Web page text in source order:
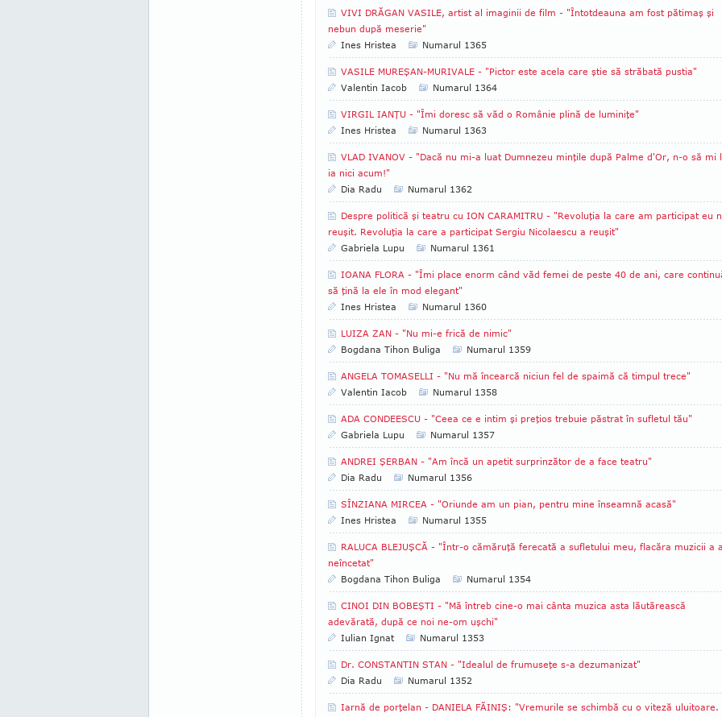
VIVI DRĂGAN VASILE, artist al imaginii de film - "Întotdeauna am fost pătimaş şi
nebun după meserie"
Ines Hristea
Numarul 1365
VASILE MUREŞAN-MURIVALE - "Pictor este acela care ştie să străbată pustia"
Valentin Iacob
Numarul 1364
VIRGIL IANŢU - "Îmi doresc să văd o Românie plină de luminiţe"
Ines Hristea
Numarul 1363
VLAD IVANOV - "Dacă nu mi-a luat Dumnezeu minţile după Palme d'Or, n-o să mi
ia nici acum!"
Dia Radu
Numarul 1362
Despre politică şi teatru cu ION CARAMITRU - "Revoluţia la care am participat eu
reuşit. Revoluţia la care a participat Sergiu Nicolaescu a reuşit"
Gabriela Lupu
Numarul 1361
IOANA FLORA - "Îmi place enorm când văd femei de peste 40 de ani, care
să ţină la ele în mod elegant"
Ines Hristea
Numarul 1360
LUIZA ZAN - "Nu mi-e frică de nimic"
Bogdana Tihon Buliga
Numarul 1359
ANGELA TOMASELLI - "Nu mă încearcă niciun fel de spaimă că timpul trece"
Valentin Iacob
Numarul 1358
ADA CONDEESCU - "Ceea ce e intim şi preţios trebuie păstrat în sufletul tău"
Gabriela Lupu
Numarul 1357
ANDREI ŞERBAN - "Am încă un apetit surprinzător de a face teatru"
Dia Radu
Numarul 1356
SÎNZIANA MIRCEA - "Oriunde am un pian, pentru mine înseamnă acasă"
Ines Hristea
Numarul 1355
RALUCA BLEJUŞCĂ - "Într-o cămăruţă ferecată a sufletului meu, flacăra muzicii a
neîncetat"
Bogdana Tihon Buliga
Numarul 1354
CINOI DIN BOBEŞTI - "Mă întreb cine-o mai cânta muzica asta lăutărească
adevărată, după ce noi ne-om uşchi"
Iulian Ignat
Numarul 1353
Dr. CONSTANTIN STAN - "Idealul de frumuseţe s-a dezumanizat"
Dia Radu
Numarul 1352
Iarnă de porţelan - DANIELA FĂINIŞ: "Vremurile se schimbă cu o viteză uluitoare.